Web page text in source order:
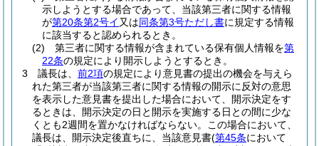
示しようとする場合であって、当該第三者に関する情報
が第20条第2号イ 又は同条第3号ただし書に規定する情報
に該当すると認められるとき。
(2)
第三者に関する情報が含まれている保有個人情報を第
22条の規定により開示しようとするとき。
3
議長は、 前2項の規定により意見書の提出の機会を与えら
れた第三者が当該第三者に関する情報の開示に反対の意思
を表示した意見書を提出した場合において、開示決定をす
るときは、開示決定の日と開示を実施する日との間に少な
くとも2週間を置かなければならない。
この場合において、
議長は、開示決定後直ちに、当該意見書(第45条において